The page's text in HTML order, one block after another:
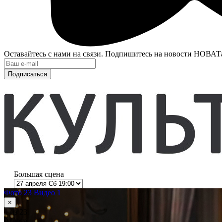
Оставайтесь с нами на связи. Подпишитесь на новости
Подписаться
Большая сцена
Фото 23 Видео 1
×
1
из 23